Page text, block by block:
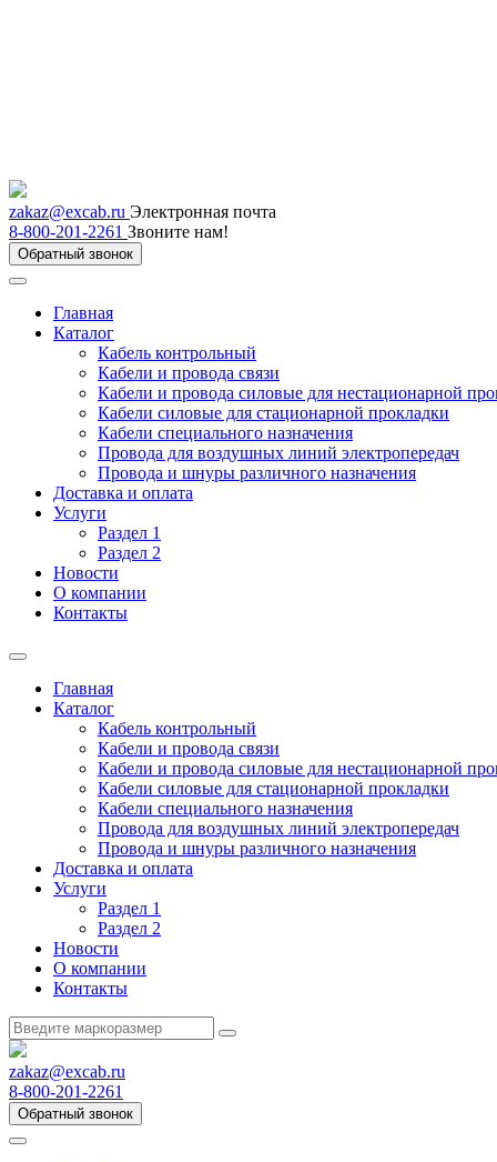
zakaz@excab.ru Электронная почта
8-800-201-2261 Звоните нам!
Обратный звонок
Главная
Каталог
Кабель контрольный
Кабели и провода связи
Кабели и провода силовые для нестационарной
Кабели силовые для стационарной прокладки
Кабели специального назначения
Провода для воздушных линий электропередач
Провода и шнуры различного назначения
Доставка и оплата
Услуги
Раздел 1
Раздел 2
Новости
О компании
Контакты
Главная
Каталог
Кабель контрольный
Кабели и провода связи
Кабели и провода силовые для нестационарной
Кабели силовые для стационарной прокладки
Кабели специального назначения
Провода для воздушных линий электропередач
Провода и шнуры различного назначения
Доставка и оплата
Услуги
Раздел 1
Раздел 2
Новости
О компании
Контакты
zakaz@excab.ru
8-800-201-2261
Обратный звонок